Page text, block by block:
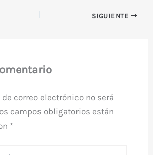
SIGUIENTE
correo electrónico no será
campos obligatorios están
*